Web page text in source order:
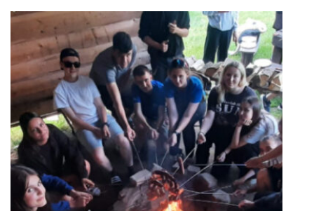
Kurz ochrany života a zdravia
v Dolnom Kubíne